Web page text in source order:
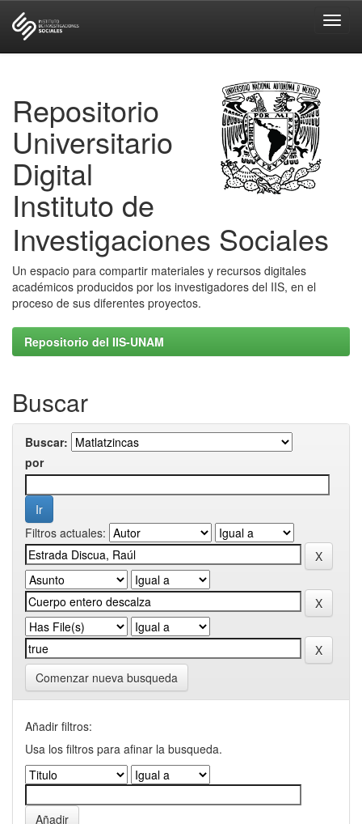
Repositorio
Universitario
Digital
Instituto de
Investigaciones Sociales
Un espacio para compartir materiales y recursos digitales
académicos producidos por los investigadores del IIS, en el
proceso de sus diferentes proyectos.
Repositorio del IIS-UNAM
Buscar
Buscar:
por
Filtros actuales:
Comenzar nueva busqueda
Añadir filtros:
Usa los filtros para afinar la busqueda.